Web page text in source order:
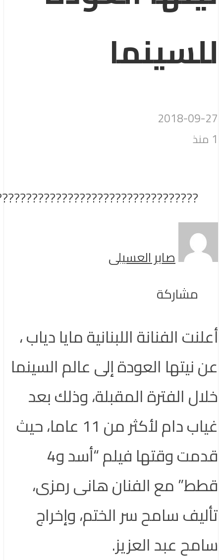
2018-
????????????????????????????????????
صابر العسيلى
مشاركة
الفنانة اللبنانية مايا دياب ،
العودة إلى عالم السينما
الفترة المقبلة، وذلك بعد
غياب دام لأكثر من 11 عاما، حيث
قدمت وقتها فيلم “أسد و4
مع الفنان هانى رمزى،
سامح سر الختم، وإخراج
عبد العزيز.